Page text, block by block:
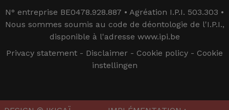
N° entreprise BE0478.928.887 • Agréation I.P.I. 503.303 •
Nous sommes soumis au code de déontologie de l'I.P.I.,
disponible à l'adresse www.ipi.be
Privacy statement - Disclaimer - Cookie policy - Cookie
instellingen